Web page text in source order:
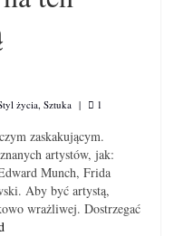
życia Sztuka | 1
zaskakującym.
artystów, jak:
Munch, Frida
Aby być artystą,
wrażliwej. Dostrzegać